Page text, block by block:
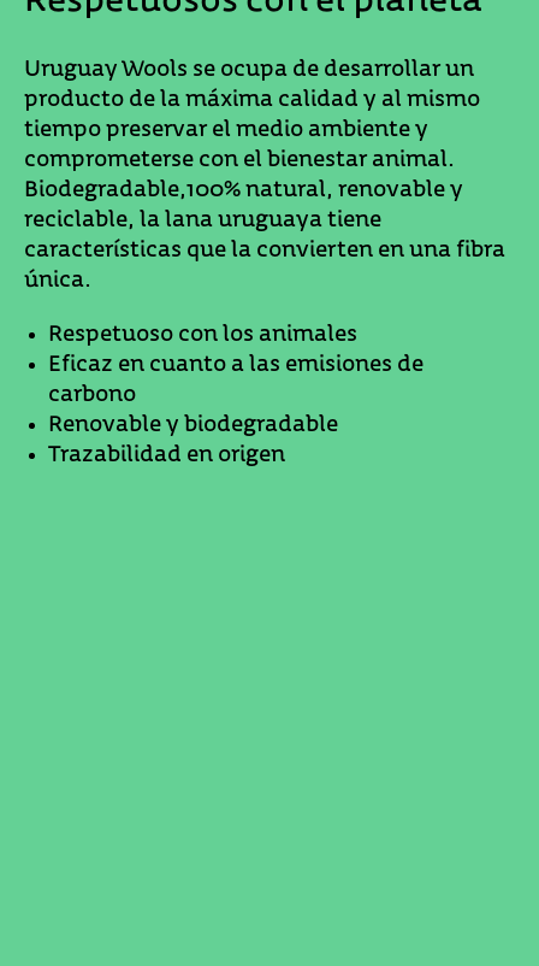
Uruguay Wools se ocupa de desarrollar un
producto de la máxima calidad y al mismo
tiempo preservar el medio ambiente y
comprometerse con el bienestar animal.
Biodegradable,100% natural, renovable y
reciclable, la lana uruguaya tiene
características que la convierten en una fibra
única.
Respetuoso con los animales
Eficaz en cuanto a las emisiones de
carbono
Renovable y biodegradable
Trazabilidad en origen